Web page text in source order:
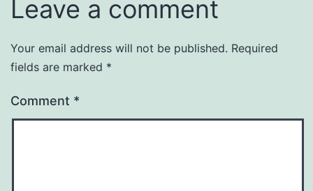
Leave a comment
Your email address will not be published. Required
fields are marked *
Comment *